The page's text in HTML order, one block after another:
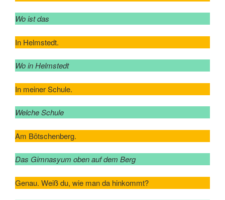
Wo ist das
In Helmstedt.
Wo in Helmstedt
In meiner Schule.
Welche Schule
Am Bötschenberg.
Das Gimnasyum oben auf dem Berg
Genau. Weiß du, wie man da hinkommt?